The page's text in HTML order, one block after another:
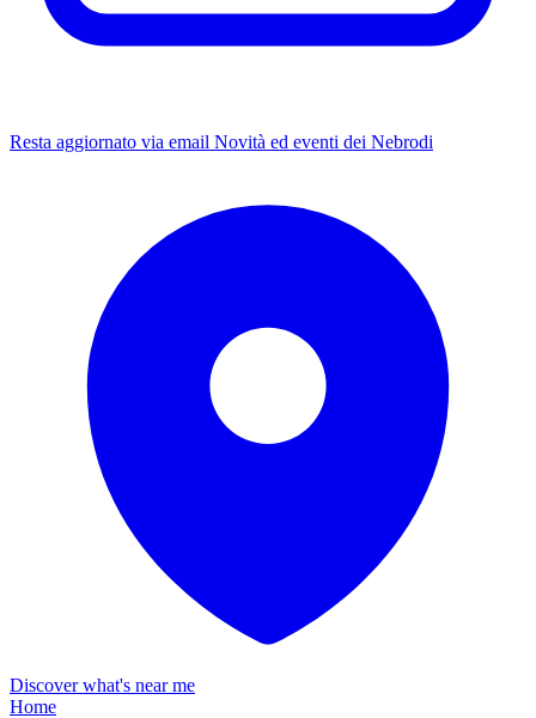
Resta aggiornato via email Novità ed eventi dei Nebrodi
Discover what's near me
Home